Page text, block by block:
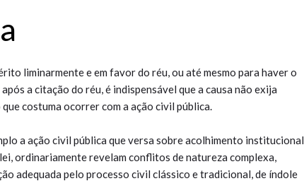
liminarmente e em favor do réu, ou até mesmo para haver o
a citação do réu, é indispensável que a causa não exija
costuma ocorrer com a ação civil pública.
a ação civil pública que versa sobre acolhimento institucional
ordinariamente revelam conflitos de natureza complexa,
adequada pelo processo civil clássico e tradicional, de índole